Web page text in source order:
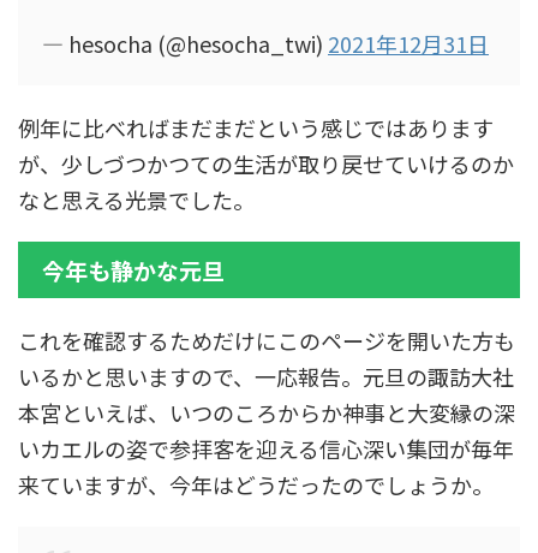
— hesocha (@hesocha_twi) 2021年12月31日
例年に比べればまだまだという感じではあります
が、少しづつかつての生活が取り戻せていけるのか
なと思える光景でした。
今年も静かな元旦
これを確認するためだけにこのページを開いた方も
いるかと思いますので、一応報告。元旦の諏訪大社
本宮といえば、いつのころからか神事と大変縁の深
いカエルの姿で参拝客を迎える信心深い集団が毎年
来ていますが、今年はどうだったのでしょうか。